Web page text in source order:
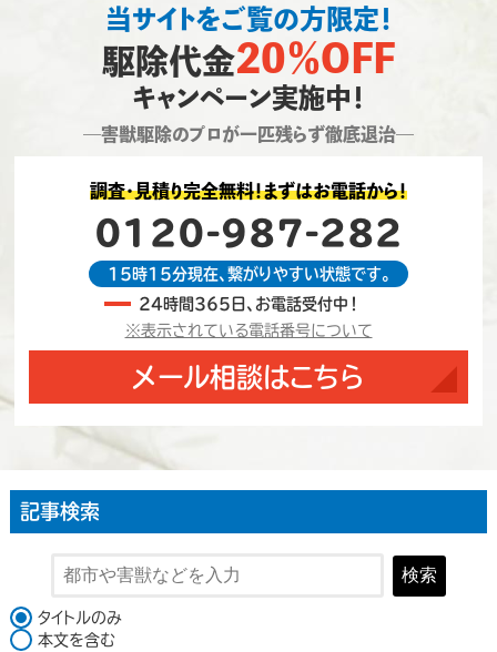
当サイトをご覧の方限定！
駆除代金20％OFF
キャンペーン実施中！
―害獣駆除のプロが一匹残らず徹底退治―
調査・見積り完全無料！まずはお電話から！
0120-987-282
15時15分現在、繋がりやすい状態です。
24時間365日、お電話受付中！
※表示されている電話番号について
メール相談はこちら
記事検索
検索
検索対象
タイトルのみ
本文を含む